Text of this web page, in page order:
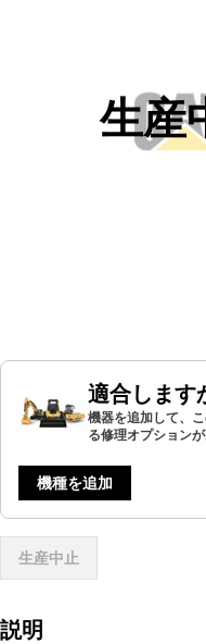
生産
適合します
機器を追加して、
る修理オプション
機種を追加
生産中止
説明